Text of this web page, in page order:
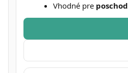
Vhodné pre